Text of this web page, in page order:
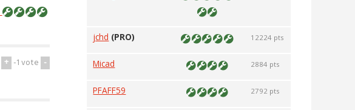
+ -1vote -
jchd (PRO) 12224 pts
Micad 2884 pts
PFAFF59 2792 pts